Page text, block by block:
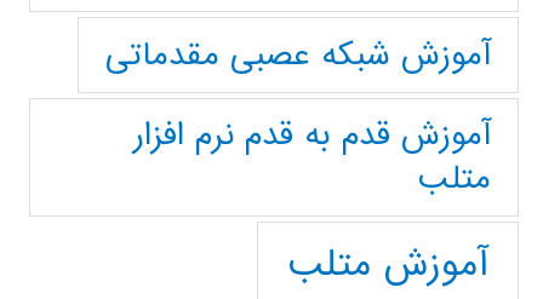
آموزش شبکه عصبی مقدماتی
آموزش قدم به قدم نرم افزار
متلب
آموزش متلب